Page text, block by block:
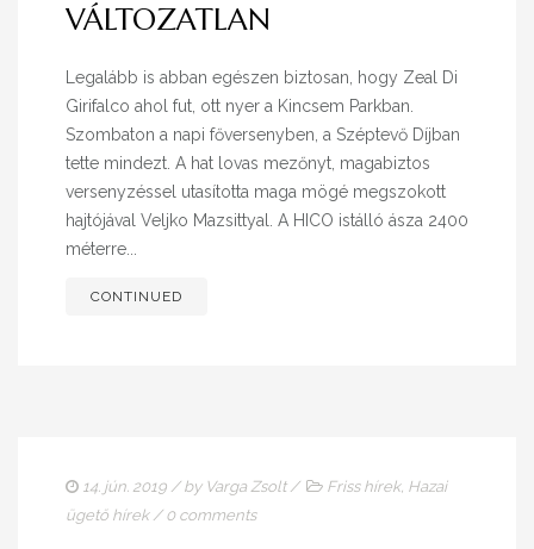
VÁLTOZATLAN
Legalább is abban egészen biztosan, hogy Zeal Di
Girifalco ahol fut, ott nyer a Kincsem Parkban.
Szombaton a napi főversenyben, a Széptevő Díjban
tette mindezt. A hat lovas mezőnyt, magabiztos
versenyzéssel utasította maga mögé megszokott
hajtójával Veljko Mazsittyal. A HICO istálló ásza 2400
méterre...
CONTINUED
14. jún. 2019 / by Varga Zsolt/ Friss hírek, Hazai
ügető hírek/ 0 comments